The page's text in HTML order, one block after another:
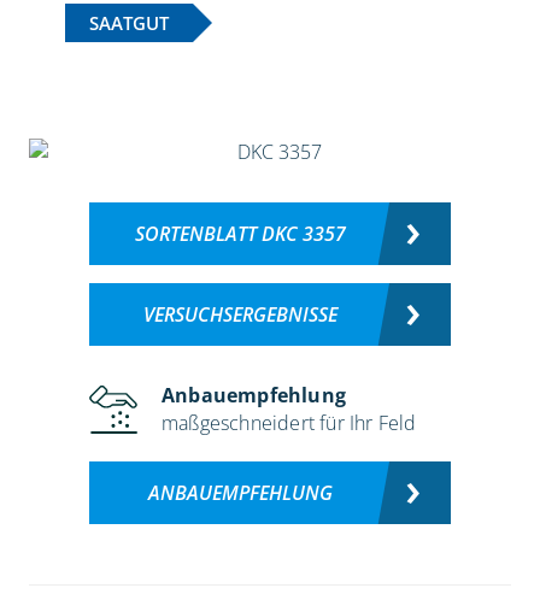
SAATGUT
SORTENBLATT DKC 3357
VERSUCHSERGEBNISSE
Anbauempfehlung
maßgeschneidert für Ihr Feld
ANBAUEMPFEHLUNG